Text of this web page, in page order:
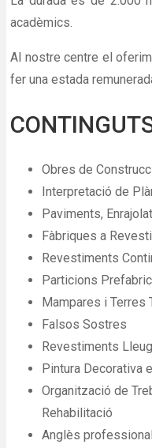
acadèmics.
Al nostre centre el
fer una estada
Obres de
Interpretació de
Paviments,
Fàbriques a
Revestiments
Particions
Mampares i Terres
Falsos Sostres
Revestiments
Pintura Decorativa
Organització de
Rehabilitació
Anglès professional